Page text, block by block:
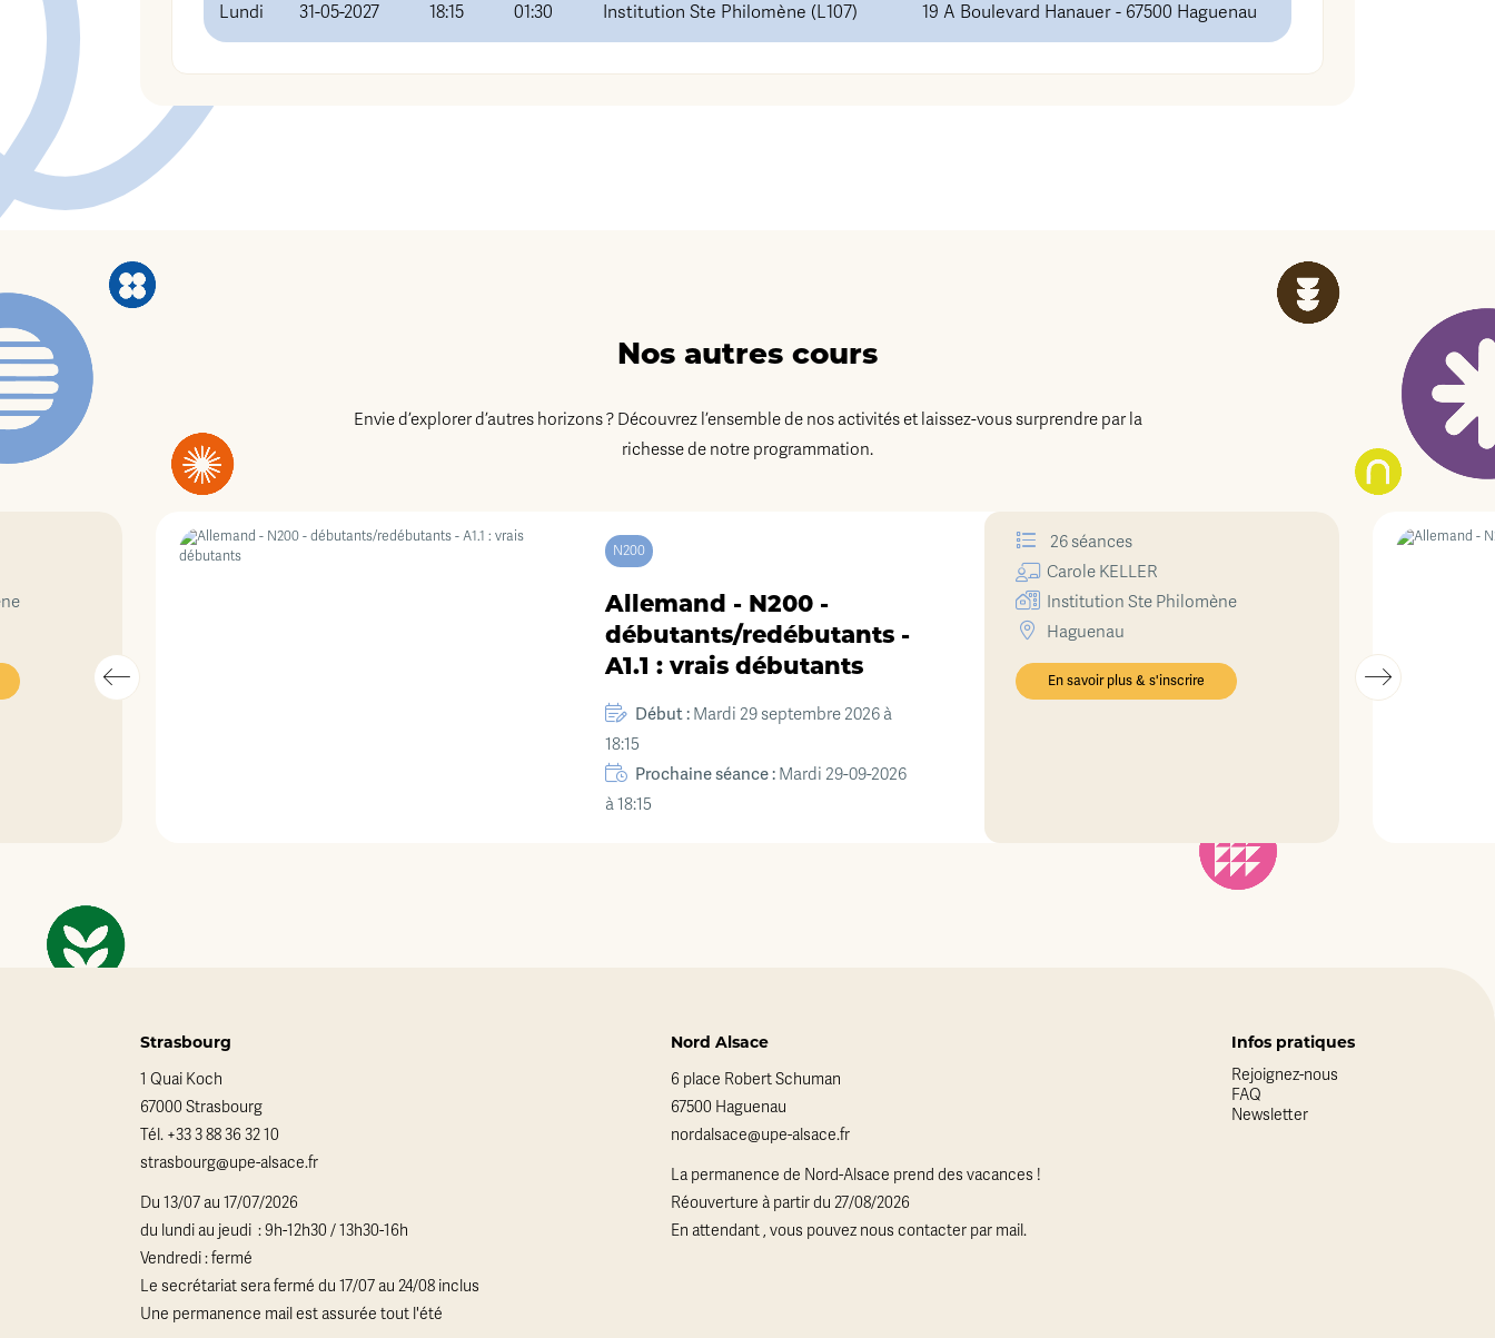
Lundi 31-05-2027 18:15 01:30 Institution Ste Philomène (L107) 19 A Boulevard Hanauer - 67500 Haguenau
Nos autres cours
Envie d’explorer d’autres horizons ? Découvrez l’ensemble de nos activités et laissez-vous surprendre par la
richesse de notre programmation.
N200
Allemand - N200 -
débutants/redébutants -
A1.1 : vrais débutants
Début : Mardi 29 septembre 2026 à
18:15
Prochaine séance : Mardi 29-09-2026
à 18:15
26 séances
Carole KELLER
Institution Ste Philomène
Haguenau
En savoir plus & s'inscrire
Strasbourg
1 Quai Koch
67000 Strasbourg
Tél. +33 3 88 36 32 10
strasbourg@upe-alsace.fr
Du 13/07 au 17/07/2026
du lundi au jeudi : 9h-12h30 / 13h30-16h
Vendredi : fermé
Le secrétariat sera fermé du 17/07 au 24/08 inclus
Une permanence mail est assurée tout l'été
Nord Alsace
6 place Robert Schuman
67500 Haguenau
nordalsace@upe-alsace.fr
La permanence de Nord-Alsace prend des vacances !
Réouverture à partir du 27/08/2026
En attendant , vous pouvez nous contacter par mail.
Infos pratiques
Rejoignez-nous
FAQ
Newsletter